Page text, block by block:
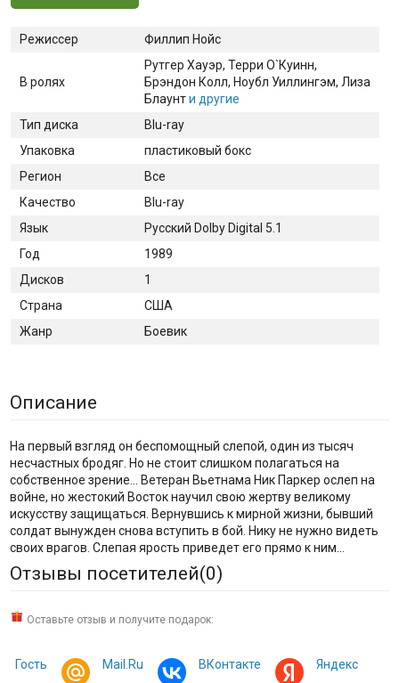
Режиссер Филлип Нойс
В ролях
Рутгер Хауэр, Терри О`Куинн,
Брэндон Колл, Ноубл Уиллингэм, Лиза
Блаунти другие
Тип диска
Blu-ray
Упаковка
пластиковый бокс
Регион
Все
Качество
Blu-ray
Язык
Русский Dolby Digital 5.1
Год
1989
Дисков
1
Страна
США
Жанр
Боевик
Описание
На первый взгляд он беспомощный слепой, один из тысяч
несчастных бродяг. Но не стоит слишком полагаться на
собственное зрение… Ветеран Вьетнама Ник Паркер ослеп на
войне, но жестокий Восток научил свою жертву великому
искусству защищаться. Вернувшись к мирной жизни, бывший
солдат вынужден снова вступить в бой. Нику не нужно видеть
своих врагов. Слепая ярость приведет его прямо к ним…
Отзывы посетителей(0)
Оставьте отзыв и получите подарок:
Гость Mail.Ru ВКонтакте Яндекс